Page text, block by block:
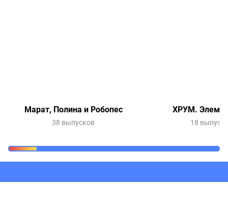
Марат, Полина и Робопес
38 выпусков
ХРУМ.
18